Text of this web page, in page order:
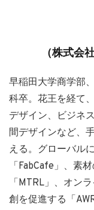
（株式会
早稲田大学商学部
科卒。花王を経て
デザイン、ビジネ
間デザインなど、
える。グローバル
「FabCafe」、素
「MTRL」、オン
創を促進する「